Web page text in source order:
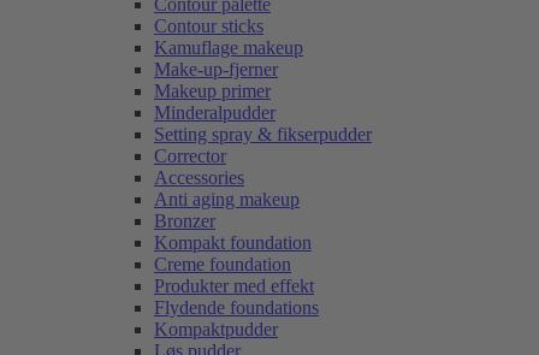
Contour palette
Contour sticks
Kamuflage makeup
Make-up-fjerner
Makeup primer
Minderalpudder
Setting spray & fikserpudder
Corrector
Accessories
Anti aging makeup
Bronzer
Kompakt foundation
Creme foundation
Produkter med effekt
Flydende foundations
Kompaktpudder
Løs pudder